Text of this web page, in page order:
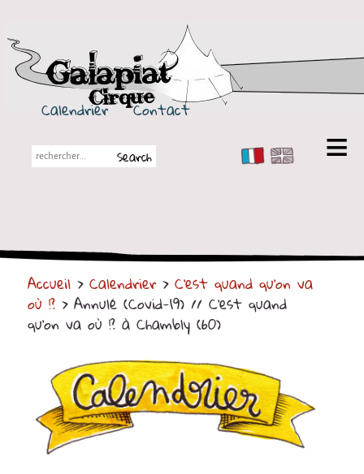
Galapiat Cirque
Calendrier
Contact
FR EN
Les Chapiteaux
Partenaires
Spectacles
Attraction Capillaire
BLANC
Courbatures
Accueil > Calendrier> C'est quand qu'on va
où !? > Annulé (Covid-19) // C'est quand
qu'on va où !? à Chambly (60)